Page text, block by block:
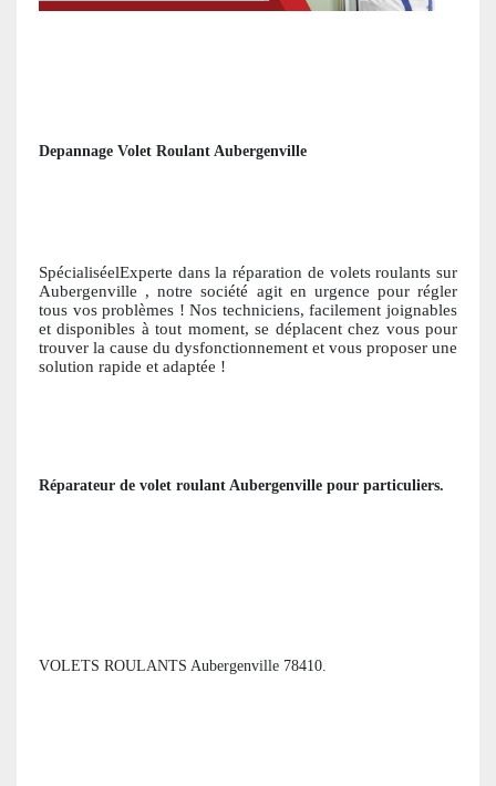
Depannage Volet Roulant Aubergenville
SpécialiséelExperte dans la réparation de volets roulants sur
Aubergenville , notre société agit en urgence pour régler
tous vos problèmes ! Nos techniciens, facilement joignables
et disponibles à tout moment, se déplacent chez vous pour
trouver la cause du dysfonctionnement et vous proposer une
solution rapide et adaptée !
Réparateur de volet roulant Aubergenville pour particuliers.
VOLETS ROULANTS Aubergenville 78410.